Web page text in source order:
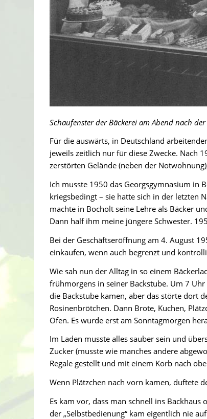
Schaufenster der Bäckerei am Abend nach
Für die auswärts, in Deutschland
jeweils zeitlich nur für diese Zwecke. Nach
zerstörten Gelände (neben der
Ich musste 1950 das Georgsgymnasium in
kriegsbedingt – sie hatte sich in der letzten
machte in Bocholt seine Lehre als Bäcker
Dann half ihm meine jüngere Schwester.
Bei der Geschäftseröffnung am 4. August
einkaufen, wenn auch begrenzt und
Wie sah nun der Alltag in so einem
frühmorgens in seiner Backstube. Um 7
die Backstube kamen, aber das störte dort
Rosinenbrötchen. Dann Brote, Kuchen,
Ofen. Es wurde erst am Sonntagmorgen
Im Laden musste alles sauber sein und
Zucker (musste wie manches andere
Regale gestellt und mit einem Korb nach
Wenn Plätzchen nach vorn kamen, duftete
Es kam vor, dass man schnell ins
der „Selbstbedienung“ kam eigentlich nie